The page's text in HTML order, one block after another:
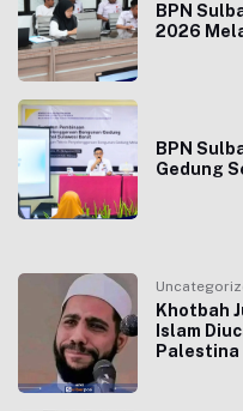
BPN
2026
BPN
Gedung
Khotbah
Islam
Palestina